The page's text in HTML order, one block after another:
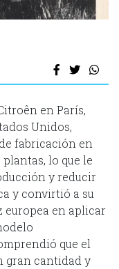
en París,
Unidos,
fabricación en
lo que le
y reducir
y convirtió a su
europea en aplicar
que el
gran cantidad y